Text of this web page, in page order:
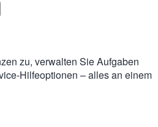
zu, verwalten Sie Aufgaben
Hilfeoptionen – alles an einem